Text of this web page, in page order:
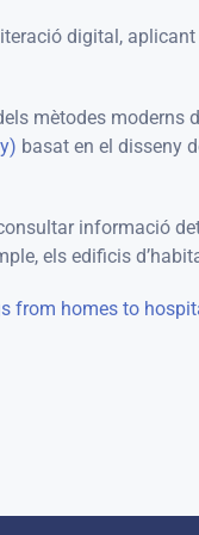
digital,
mètodes moderns
basat en el disseny
informació
els edificis
from homes to